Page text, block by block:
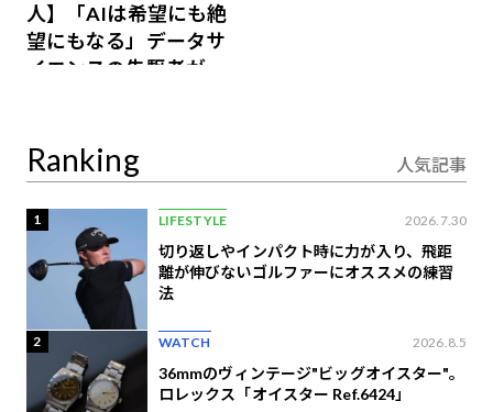
人】「AIは希望にも絶
望にもなる」データサ
イエンスの先駆者が語
Ranking 人気記事
1 LIFESTYLE 2026.7.30
切り返しやインパクト時に力が入り、飛距
離が伸びないゴルファーにオススメの練習
法
2 WATCH 2026.8.5
36mmのヴィンテージ"ビッグオイスター"。
ロレックス「オイスター Ref.6424」